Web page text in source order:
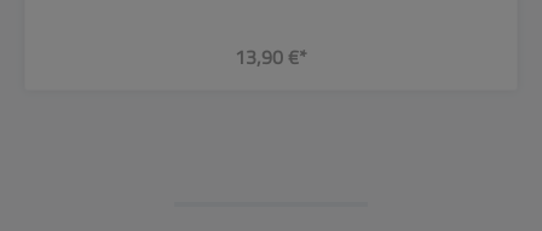
13,90 €*